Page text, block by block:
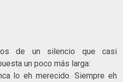
de un silencio que casi
un poco más larga:
lo eh merecido. Siempre eh